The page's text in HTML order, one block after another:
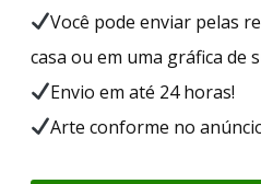
Você pode enviar pelas
casa ou em uma gráfica de
Envio em até 24 horas!
Arte conforme no